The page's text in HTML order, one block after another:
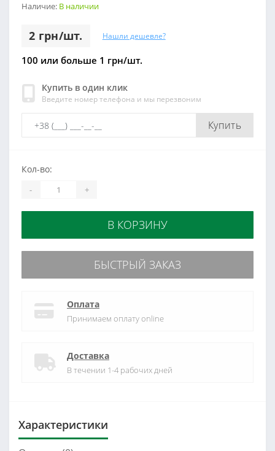
Наличие: В наличии
2 грн/шт. Нашли дешевле?
100 или больше 1 грн/шт.
Купить в один клик
Введите номер телефона и мы перезвоним
Купить
Кол-во:
- +
В КОРЗИНУ
БЫСТРЫЙ ЗАКАЗ
Оплата
Принимаем оплату online
Доставка
В течении 1-4 рабочих дней
Характеристики